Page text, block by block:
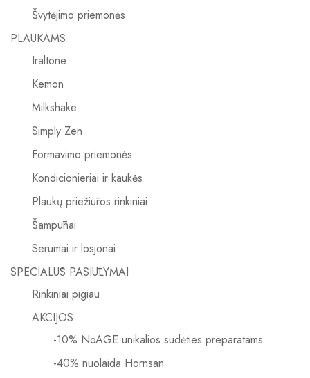
Švytėjimo priemonės
PLAUKAMS
Iraltone
Kemon
Milkshake
Simply Zen
Formavimo priemonės
Kondicionieriai ir kaukės
Plaukų priežiūros rinkiniai
Šampūnai
Serumai ir losjonai
SPECIALŪS PASIŪLYMAI
Rinkiniai pigiau
AKCIJOS
-10% NoAGE unikalios sudėties preparatams
-40% nuolaida Hornsan